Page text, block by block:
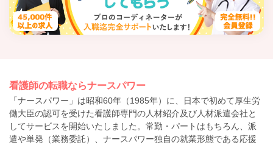
看護師の転職ならナースパワー
「ナースパワー」は昭和60年（1985年）に、日本で初めて厚生労
働大臣の認可を受けた看護師専門の人材紹介及び人材派遣会社と
してサービスを開始いたしました。常勤・パートはもちろん、派
遣や単発（業務委託）、ナースパワー独自の就業形態である応援